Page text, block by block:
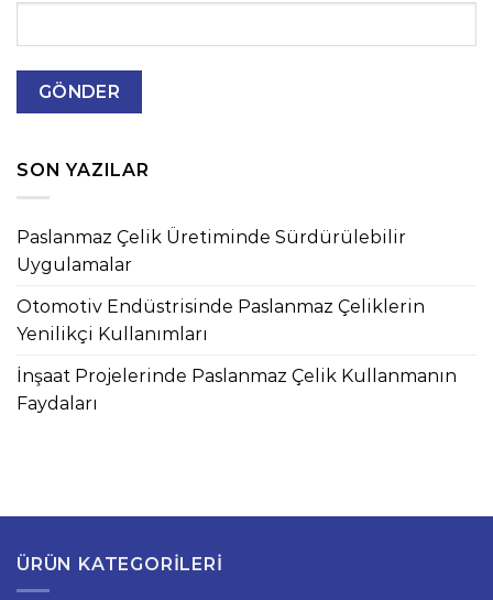
SON YAZILAR
Paslanmaz Çelik Üretiminde Sürdürülebilir
Uygulamalar
Otomotiv Endüstrisinde Paslanmaz Çeliklerin
Yenilikçi Kullanımları
İnşaat Projelerinde Paslanmaz Çelik Kullanmanın
Faydaları
ÜRÜN KATEGORILERI